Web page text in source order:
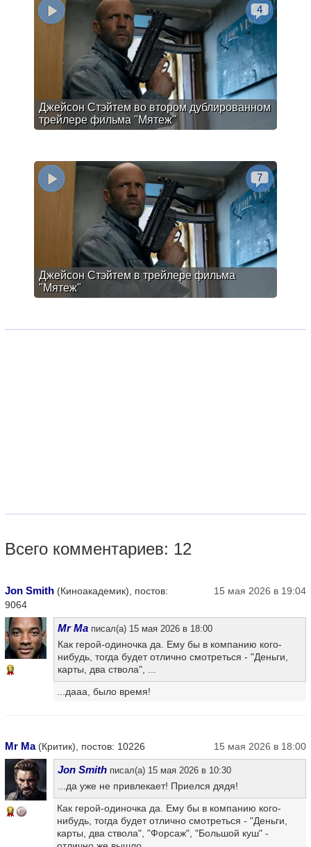
Джейсон Стэйтем во втором дублированном
трейлере фильма "Мятеж"
4
Джейсон Стэйтем в трейлере фильма
"Мятеж"
7
Всего комментариев: 12
Jon Smith (Киноакадемик), постов:
9064
15 мая 2026 в 19:04
13
Mr Ma писал(а) 15 мая 2026 в 18:00
Как герой-одиночка да. Ему бы в компанию кого-
нибудь, тогда будет отлично смотреться - "Деньги,
карты, два ствола", ...
...дааа, было время!
Mr Ma(Критик), постов: 10226 15 мая 2026 в 18:00
14
Jon Smith писал(а) 15 мая 2026 в 10:30
...да уже не привлекает! Приелся дядя!
Как герой-одиночка да. Ему бы в компанию кого-
нибудь, тогда будет отлично смотреться - "Деньги,
карты, два ствола", "Форсаж", "Большой куш" -